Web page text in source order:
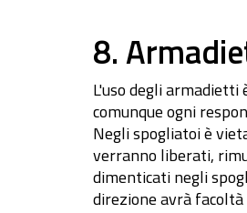
8.
L'uso degli armadietti
comunque ogni
Negli spogliatoi è
verranno liberati,
dimenticati negli
direzione avrà